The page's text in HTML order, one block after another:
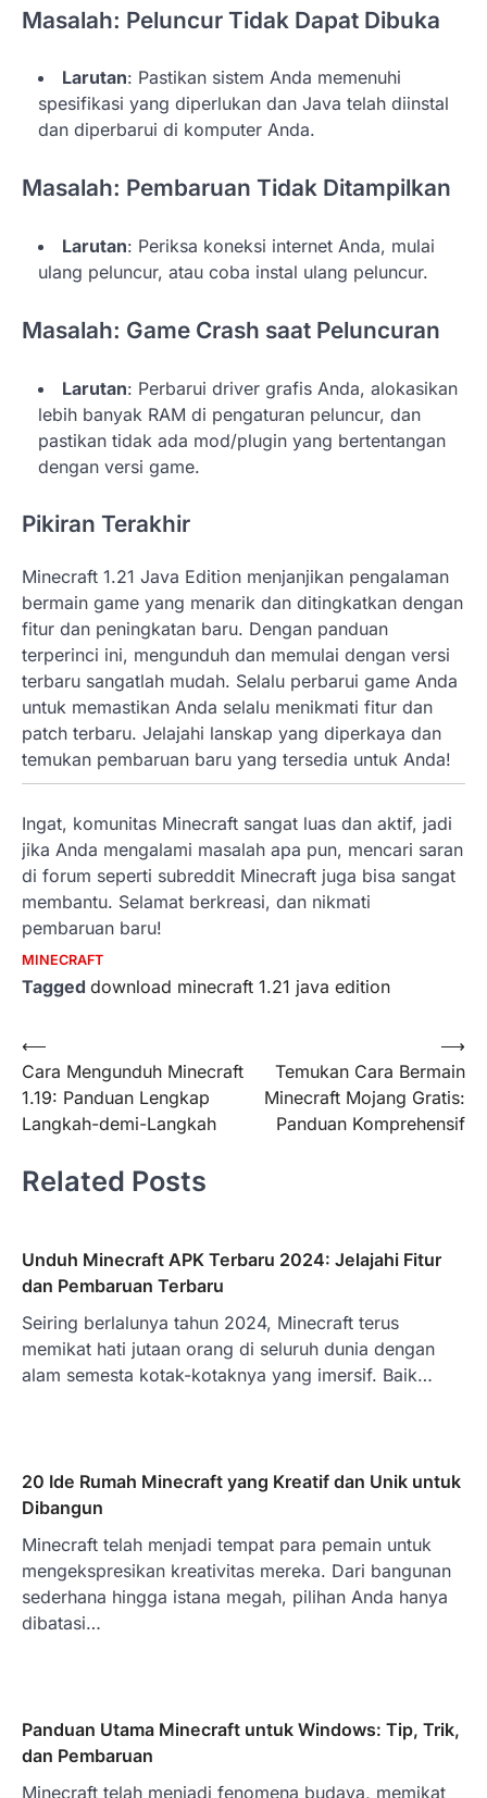
Masalah: Peluncur Tidak Dapat Dibuka
Larutan: Pastikan sistem Anda memenuhi
spesifikasi yang diperlukan dan Java telah diinstal
dan diperbarui di komputer Anda.
Masalah: Pembaruan Tidak Ditampilkan
Larutan: Periksa koneksi internet Anda, mulai
ulang peluncur, atau coba instal ulang peluncur.
Masalah: Game Crash saat Peluncuran
Larutan: Perbarui driver grafis Anda, alokasikan
lebih banyak RAM di pengaturan peluncur, dan
pastikan tidak ada mod/plugin yang bertentangan
dengan versi game.
Pikiran Terakhir
Minecraft 1.21 Java Edition menjanjikan pengalaman
bermain game yang menarik dan ditingkatkan dengan
fitur dan peningkatan baru. Dengan panduan
terperinci ini, mengunduh dan memulai dengan versi
terbaru sangatlah mudah. Selalu perbarui game Anda
untuk memastikan Anda selalu menikmati fitur dan
patch terbaru. Jelajahi lanskap yang diperkaya dan
temukan pembaruan baru yang tersedia untuk Anda!
Ingat, komunitas Minecraft sangat luas dan aktif, jadi
jika Anda mengalami masalah apa pun, mencari saran
di forum seperti subreddit Minecraft juga bisa sangat
membantu. Selamat berkreasi, dan nikmati
pembaruan baru!
MINECRAFT
Tagged download minecraft 1.21 java edition
Post
navigation
⟵
Cara Mengunduh Minecraft
1.19: Panduan Lengkap
Langkah-demi-Langkah
Temukan Cara Bermain
Minecraft Mojang Gratis:
Panduan Komprehensif
⟶
Related Posts
Unduh Minecraft APK Terbaru 2024: Jelajahi Fitur
dan Pembaruan Terbaru
Seiring berlalunya tahun 2024, Minecraft terus
memikat hati jutaan orang di seluruh dunia dengan
alam semesta kotak-kotaknya yang imersif. Baik…
20 Ide Rumah Minecraft yang Kreatif dan Unik untuk
Dibangun
Minecraft telah menjadi tempat para pemain untuk
mengekspresikan kreativitas mereka. Dari bangunan
sederhana hingga istana megah, pilihan Anda hanya
dibatasi…
Panduan Utama Minecraft untuk Windows: Tip, Trik,
dan Pembaruan
Minecraft telah menjadi fenomena budaya, memikat